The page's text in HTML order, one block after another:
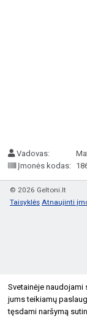
Svetainėje
jums teikiamų
tęsdami naršymą
Vadovas:
Įmonės kodas:
© 2026 Geltoni.lt
Taisyklės Atnaujinti